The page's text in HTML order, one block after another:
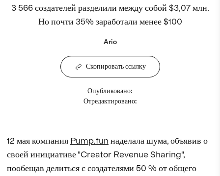
3 566 создателей разделили между собой $3,07 млн.
Но почти 35% заработали менее $100
Ario
Скопировать ссылку
Опубликовано:
Отредактировано:
12 мая компания Pump.fun наделала шума, объявив о
своей инициативе "Creator Revenue Sharing",
пообещав делиться с создателями 50 % от общего